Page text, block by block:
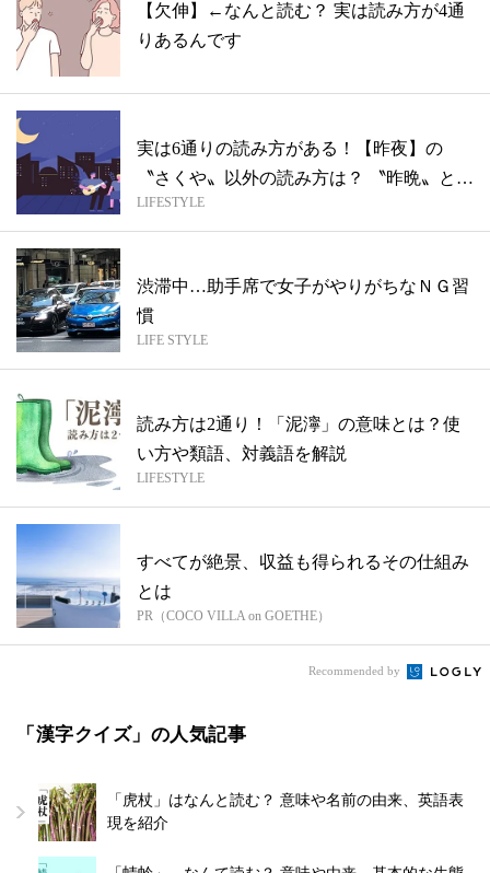
【欠伸】←なんと読む？ 実は読み方が4通
りあるんです
実は6通りの読み方がある！【昨夜】の
〝さくや〟以外の読み方は？ 〝昨晩〟との
違い...
LIFESTYLE
渋滞中…助手席で女子がやりがちなＮＧ習
慣
LIFE STYLE
読み方は2通り！「泥濘」の意味とは？使
い方や類語、対義語を解説
LIFESTYLE
すべてが絶景、収益も得られるその仕組み
とは
PR（COCO VILLA on GOETHE）
Recommended by
「漢字クイズ」の人気記事
「虎杖」はなんと読む？ 意味や名前の由来、英語表
現を紹介